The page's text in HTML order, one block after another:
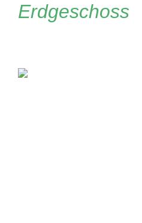
Erdgeschoss